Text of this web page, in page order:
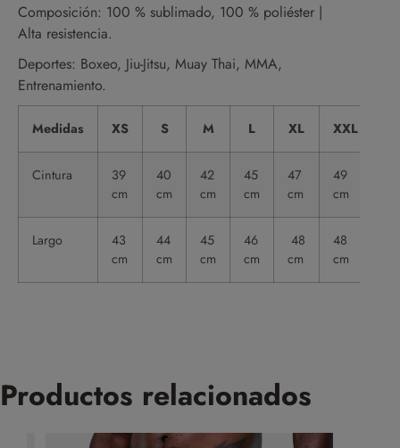
Composición: 100 % sublimado, 100 % poliéster |
Alta resistencia.
Deportes: Boxeo, Jiu-Jitsu, Muay Thai, MMA,
Entrenamiento.
Medidas XS S M L XL XXL
Cintura
39
cm
40
cm
42
cm
45
cm
47
cm
49
cm
Largo
43
cm
44
cm
45
cm
46
cm
48
cm
48
cm
Productos relacionados